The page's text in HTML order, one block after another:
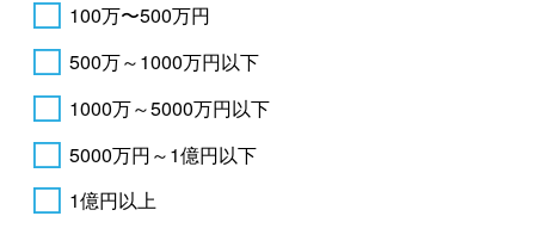
100万〜500万円
500万～1000万円以下
1000万～5000万円以下
5000万円～1億円以下
1億円以上